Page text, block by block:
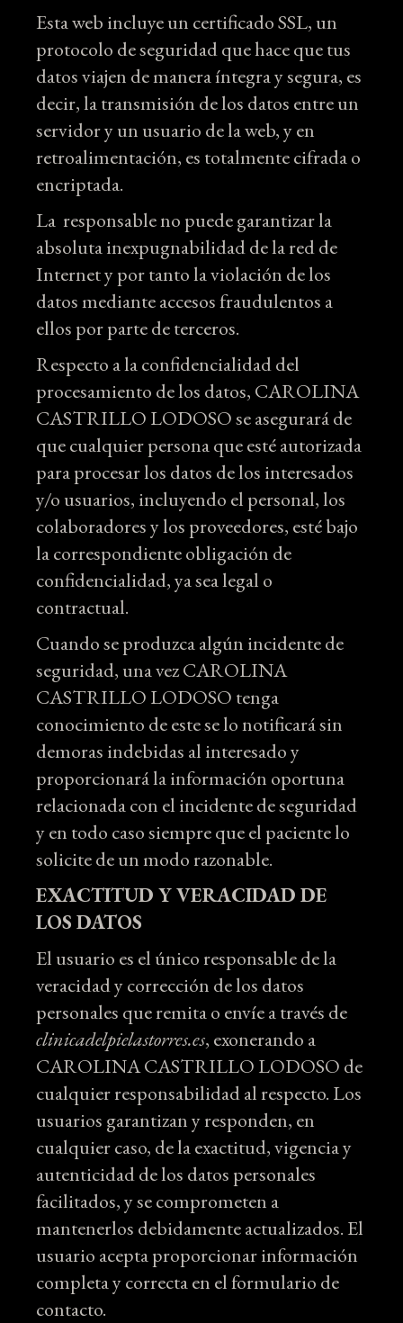
Esta web incluye un certificado SSL, un
protocolo de seguridad que hace que tus
datos viajen de manera íntegra y segura, es
decir, la transmisión de los datos entre un
servidor y un usuario de la web, y en
retroalimentación, es totalmente cifrada o
encriptada.
La responsable no puede garantizar la
absoluta inexpugnabilidad de la red de
Internet y por tanto la violación de los
datos mediante accesos fraudulentos a
ellos por parte de terceros.
Respecto a la confidencialidad del
procesamiento de los datos, CAROLINA
CASTRILLO LODOSO se asegurará de
que cualquier persona que esté autorizada
para procesar los datos de los interesados
y/o usuarios, incluyendo el personal, los
colaboradores y los proveedores, esté bajo
la correspondiente obligación de
confidencialidad, ya sea legal o
contractual.
Cuando se produzca algún incidente de
seguridad, una vez CAROLINA
CASTRILLO LODOSO tenga
conocimiento de este se lo notificará sin
demoras indebidas al interesado y
proporcionará la información oportuna
relacionada con el incidente de seguridad
y en todo caso siempre que el paciente lo
solicite de un modo razonable.
EXACTITUD Y VERACIDAD DE
LOS DATOS
El usuario es el único responsable de la
veracidad y corrección de los datos
personales que remita o envíe a través de
clinicadelpielastorres.es, exonerando a
CAROLINA CASTRILLO LODOSO de
cualquier responsabilidad al respecto. Los
usuarios garantizan y responden, en
cualquier caso, de la exactitud, vigencia y
autenticidad de los datos personales
facilitados, y se comprometen a
mantenerlos debidamente actualizados. El
usuario acepta proporcionar información
completa y correcta en el formulario de
contacto.